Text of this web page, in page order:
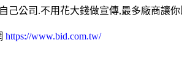
己公司.不用花大錢做宣傳,最多廠商讓
https://www.bid.com.tw/